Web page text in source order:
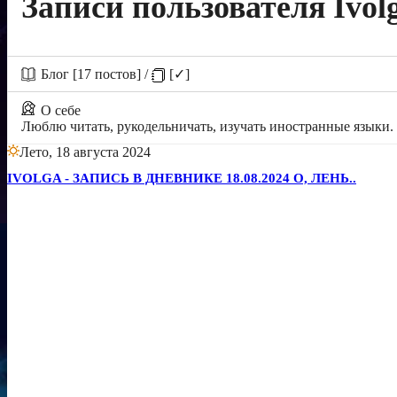
Записи пользователя
Блог [17 постов] / [✓]
О себе
Люблю читать, рукодельничать, изучать иностранные языки.
Лето, 18 августа 2024
IVOLGA - ЗАПИСЬ В ДНЕВНИКЕ 18.08.2024 О, ЛЕНЬ..